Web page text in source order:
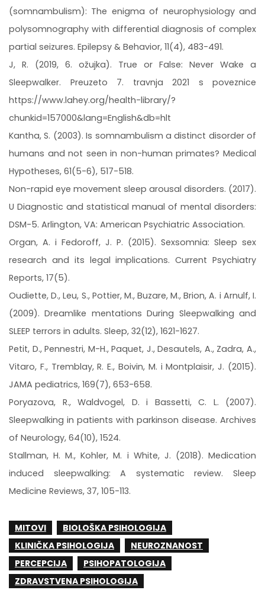
(somnambulism): The enigma of neurophysiology and
polysomnography with differential diagnosis of complex
partial seizures. Epilepsy & Behavior, 11(4), 483-491.
J, R. (2019, 6. ožujka). True or False: Never Wake a
Sleepwalker. Preuzeto 7. travnja 2021 s poveznice
https://www.lahey.org/health-library/?
chunkid=157000&lang=English&db=hlt
Kantha, S. (2003). Is somnambulism a distinct disorder of
humans and not seen in non-human primates? Medical
Hypotheses, 61(5-6), 517-518.
Non-rapid eye movement sleep arousal disorders. (2017).
U Diagnostic and statistical manual of mental disorders:
DSM-5. Arlington, VA: American Psychiatric Association.
Organ, A. i Fedoroff, J. P. (2015). Sexsomnia: Sleep sex
research and its legal implications. Current Psychiatry
Reports, 17(5).
Oudiette, D., Leu, S., Pottier, M., Buzare, M., Brion, A. i Arnulf, I.
(2009). Dreamlike mentations During Sleepwalking and
SLEEP terrors in adults. Sleep, 32(12), 1621-1627.
Petit, D., Pennestri, M-H., Paquet, J., Desautels, A., Zadra, A.,
Vitaro, F., Tremblay, R. E., Boivin, M. i Montplaisir, J. (2015).
JAMA pediatrics, 169(7), 653-658.
Poryazova, R., Waldvogel, D. i Bassetti, C. L. (2007).
Sleepwalking in patients with parkinson disease. Archives
of Neurology, 64(10), 1524.
Stallman, H. M., Kohler, M. i White, J. (2018). Medication
induced sleepwalking: A systematic review. Sleep
Medicine Reviews, 37, 105-113.
MITOVI
BIOLOŠKA PSIHOLOGIJA
KLINIČKA PSIHOLOGIJA
NEUROZNANOST
PERCEPCIJA
PSIHOPATOLOGIJA
ZDRAVSTVENA PSIHOLOGIJA